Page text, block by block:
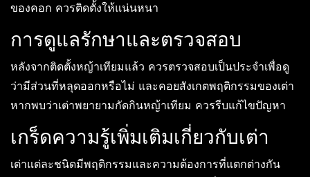
ของคอก ควรติดตั้งให้แน่นหนา
การดูแลรักษาและตรวจสอบ
หลังจากติดตั้งหญ้าเทียมแล้ว ควรตรวจสอบเป็นประจำเพื่อดู
ว่ามีส่วนที่หลุดออกหรือไม่ และคอยสังเกตพฤติกรรมของเต่า
หากพบว่าเต่าพยายามกัดกินหญ้าเทียม ควรรีบแก้ไขปัญหา
เกร็ดความรู้เพิ่มเติมเกี่ยวกับเต่า
เต่าแต่ละชนิดมีพฤติกรรมและความต้องการที่แตกต่างกัน